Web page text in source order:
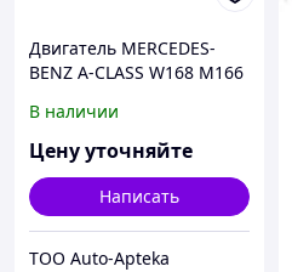
Двигатель MERCEDES-
BENZ A-CLASS W168 M166
В наличии
Цену уточняйте
Написать
ТОО Auto-Apteka